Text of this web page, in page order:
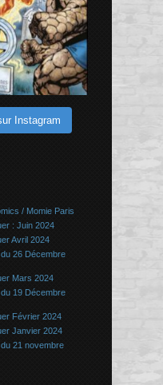
Instagram
/ Momie Paris
: Juin 2024
Avril 2024
du 26 Décembre
Mars 2024
du 19 Décembre
Février 2024
Janvier 2024
du 21 novembre